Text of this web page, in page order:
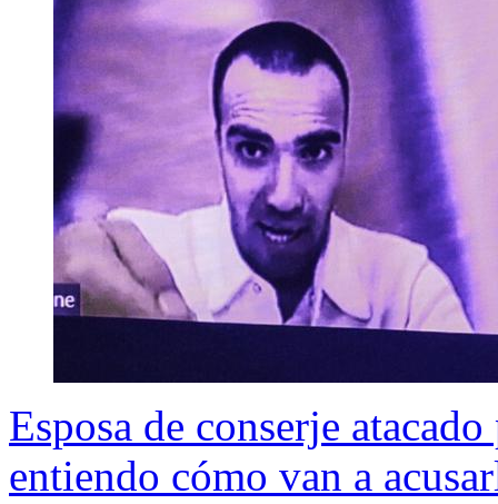
Esposa de conserje
entiendo cómo van a